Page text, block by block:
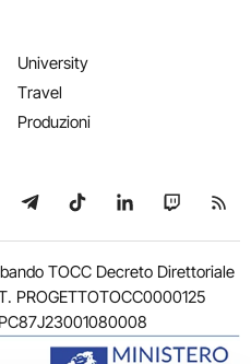
University
Travel
Produzioni
YouTube
su WhatsApp
Seguici su Telegram
Seguici su TikTok
Seguici su
Seguici
TOCC Decreto Direttoriale
PROGETTOTOCC0000125